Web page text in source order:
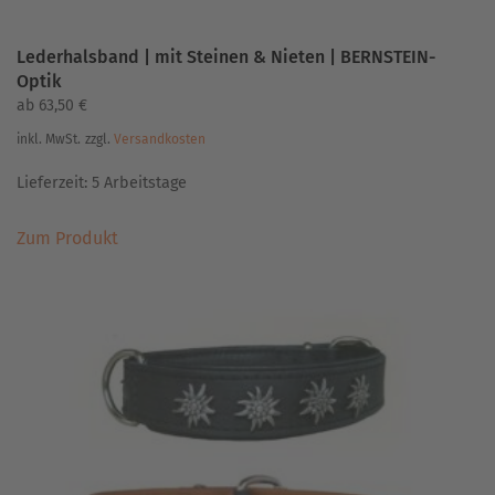
Lederhalsband | mit Steinen & Nieten | BERNSTEIN-
Optik
ab 63,50 €
inkl. MwSt. zzgl. Versandkosten
Lieferzeit: 5 Arbeitstage
Zum ProduktProdukt
auf.
Optionen
können